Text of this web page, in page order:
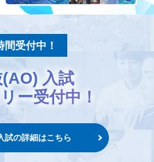
受付中！
入試
ー受付中！
試の詳細はこちら